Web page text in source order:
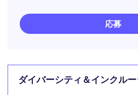
応募
ダイバーシティ＆インクル